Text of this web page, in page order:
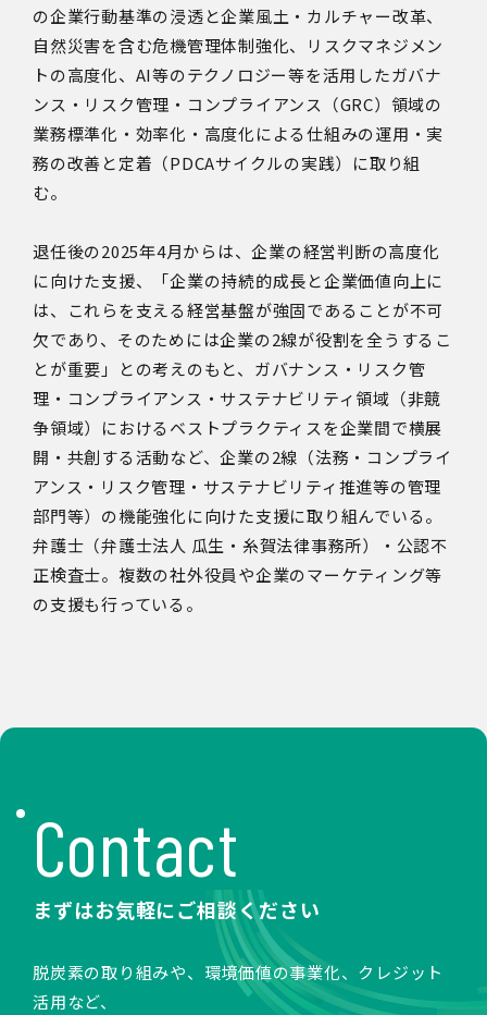
の企業行動基準の浸透と企業風土・カルチャー改革、
自然災害を含む危機管理体制強化、リスクマネジメン
トの高度化、AI等のテクノロジー等を活用したガバナ
ンス・リスク管理・コンプライアンス（GRC）領域の
業務標準化・効率化・高度化による仕組みの運用・実
務の改善と定着（PDCAサイクルの実践）に取り組
む。
退任後の2025年4月からは、企業の経営判断の高度化
に向けた支援、「企業の持続的成長と企業価値向上に
は、これらを支える経営基盤が強固であることが不可
欠であり、そのためには企業の2線が役割を全うするこ
とが重要」との考えのもと、ガバナンス・リスク管
理・コンプライアンス・サステナビリティ領域（非競
争領域）におけるベストプラクティスを企業間で横展
開・共創する活動など、企業の2線（法務・コンプライ
アンス・リスク管理・サステナビリティ推進等の管理
部門等）の機能強化に向けた支援に取り組んでいる。
弁護士（弁護士法人 瓜生・糸賀法律事務所）・公認不
正検査士。複数の社外役員や企業のマーケティング等
の支援も行っている。
Contact
まずはお気軽にご相談ください
脱炭素の取り組みや、環境価値の事業化、クレジット
活用など、